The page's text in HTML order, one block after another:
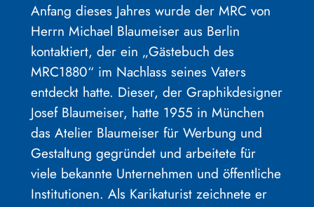
Anfang dieses Jahres wurde der MRC von
Herrn Michael Blaumeiser aus Berlin
kontaktiert, der ein „Gästebuch des
MRC1880“ im Nachlass seines Vaters
entdeckt hatte. Dieser, der Graphikdesigner
Josef Blaumeiser, hatte 1955 in München
das Atelier Blaumeiser für Werbung und
Gestaltung gegründet und arbeitete für
viele bekannte Unternehmen und öffentliche
Institutionen. Als Karikaturist zeichnete er